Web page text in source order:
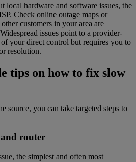
local hardware and software issues, the
Check online outage maps or
customers in your area are
issues point to a provider-
your direct control but requires you to
resolution.
tips on how to fix slow
source, you can take targeted steps to
router
the simplest and often most